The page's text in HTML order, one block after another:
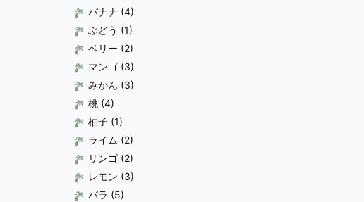
バナナ (4)
ぶどう (1)
ベリー (2)
マンゴ (3)
みかん (3)
桃 (4)
柚子 (1)
ライム (2)
リンゴ (2)
レモン (3)
バラ (5)